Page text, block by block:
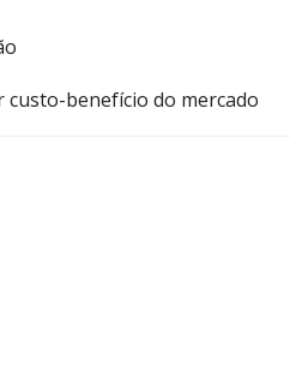
custo-benefício do mercado